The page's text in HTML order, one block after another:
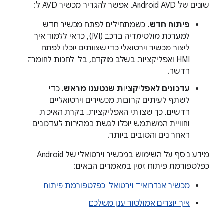
שונים של Android AVD. אפשר להגדיר מכשיר AVD ל:
פיתוח חדש. כשמתחילים לפתח מכשיר חדש
למערכת מולטימדיה ברכב (IVI), כדאי ללמוד איך
ליצור מכשיר וירטואלי כדי שצוותים יוכלו לפתח
HMI ואפליקציות בשלב מוקדם, בלי לחכות לחומרה
חדשה.
עדכונים לאפליקציות שנטענו מראש. כדי
לשתף לעיתים קרובות מכשירים וירטואליים
חדשים, כך שצוותי האפליקציות, בקרת האיכות
וחוויית המשתמש יוכלו לגשת במהירות לעדכונים
האחרונים והטובים ביותר.
מידע נוסף על השימוש במכשיר וירטואלי של Android
כפלטפורמת פיתוח זמין במאמרים הבאים:
מכשיר אנדרואיד וירטואלי כפלטפורמת פיתוח
איך יוצרים אמולטור ענן משלכם